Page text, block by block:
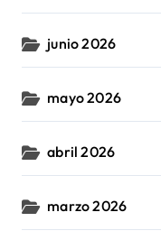
junio 2026
mayo 2026
abril 2026
marzo 2026